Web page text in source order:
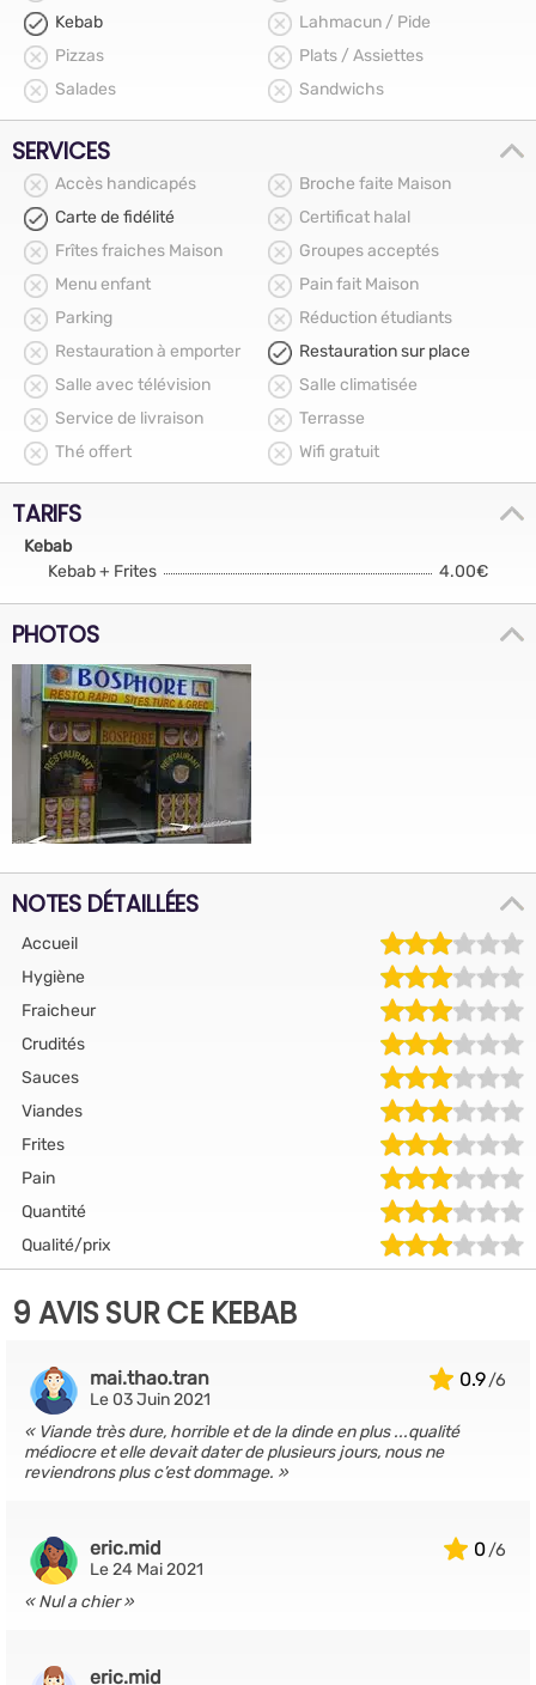
Kebab
Lahmacun / Pide
Pizzas
Plats / Assiettes
Salades
Sandwichs
SERVICES
Accès handicapés
Broche faite Maison
Carte de fidélité
Certificat halal
Frîtes fraiches Maison
Groupes acceptés
Menu enfant
Pain fait Maison
Parking
Réduction étudiants
Restauration à emporter
Restauration sur place
Salle avec télévision
Salle climatisée
Service de livraison
Terrasse
Thé offert
Wifi gratuit
TARIFS
Kebab
Kebab + Frites
4.00€
PHOTOS
NOTES DÉTAILLÉES
Accueil
Hygiène
Fraicheur
Crudités
Sauces
Viandes
Frites
Pain
Quantité
Qualité/prix
9 AVIS SUR CE KEBAB
0.9
mai.thao.tran
Le 03 Juin 2021
Viande très dure, horrible et de la dinde en plus ...qualité
médiocre et elle devait dater de plusieurs jours, nous ne
reviendrons plus c’est dommage.
0
eric.mid
Le 24 Mai 2021
Nul a chier
eric.mid